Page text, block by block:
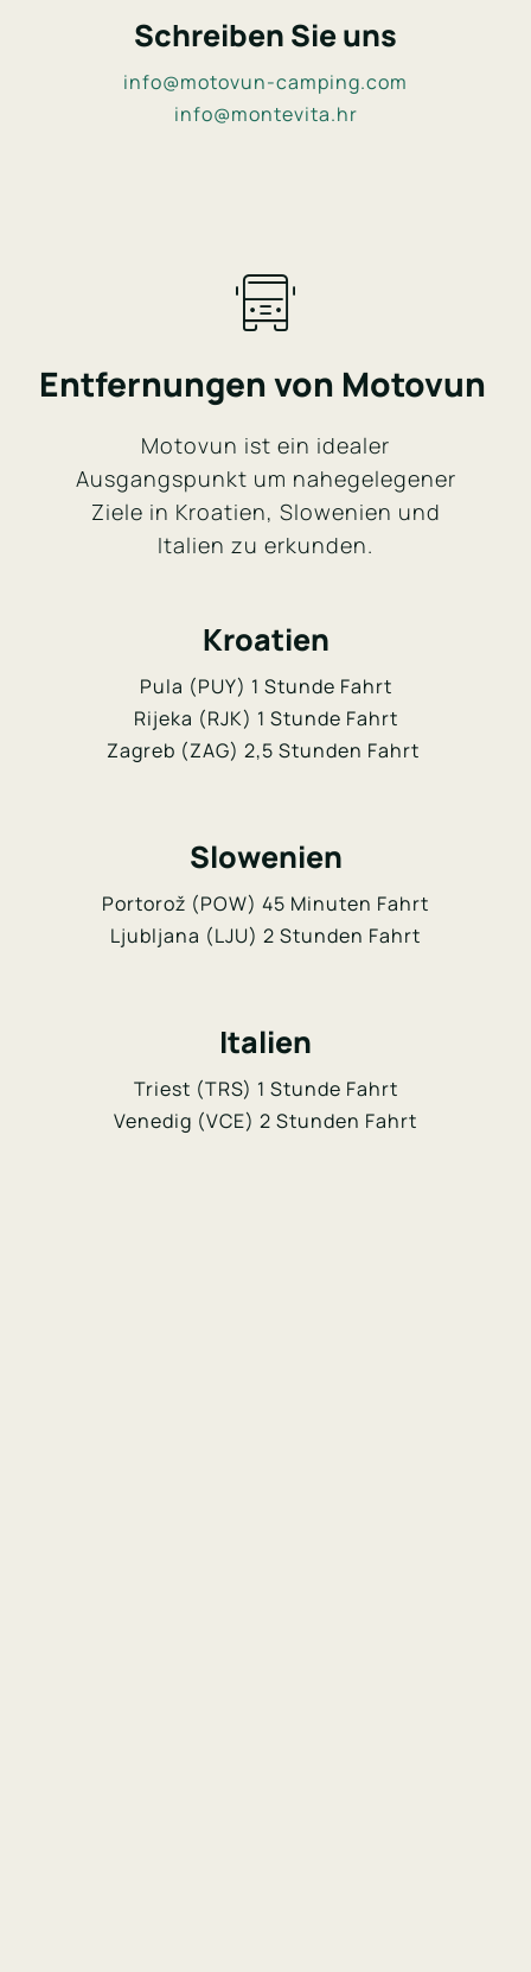
Schreiben Sie uns
info@motovun-camping.com
info@montevita.hr
Entfernungen von Motovun
Motovun ist ein idealer
Ausgangspunkt um nahegelegener
Ziele in Kroatien, Slowenien und
Italien zu erkunden.
Kroatien
Pula (PUY) 1 Stunde Fahrt
Rijeka (RJK) 1 Stunde Fahrt
Zagreb (ZAG) 2,5 Stunden Fahrt
Slowenien
Portorož (POW) 45 Minuten Fahrt
Ljubljana (LJU) 2 Stunden Fahrt
Italien
Triest (TRS) 1 Stunde Fahrt
Venedig (VCE) 2 Stunden Fahrt